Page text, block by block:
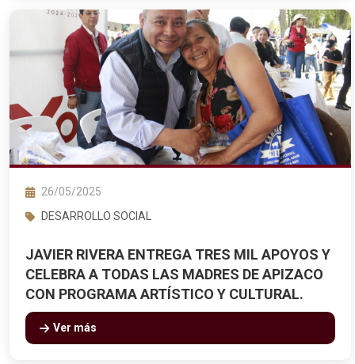
26/05/2025
DESARROLLO SOCIAL
JAVIER RIVERA ENTREGA TRES MIL APOYOS Y
CELEBRA A TODAS LAS MADRES DE APIZACO
CON PROGRAMA ARTÍSTICO Y CULTURAL.
Ver más